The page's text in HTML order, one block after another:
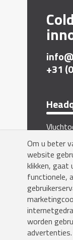
Om u beter
website
klikken, gaat
functionele,
worden
advertenties.
+31